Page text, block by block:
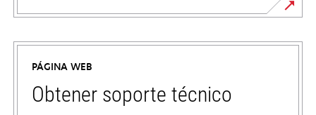
PÁGINA WEB
Obtener soporte técnico